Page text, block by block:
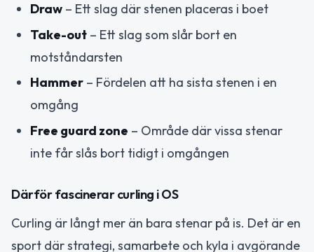
Draw – Ett slag där stenen placeras i boet
Take-out – Ett slag som slår bort en
motståndarsten
Hammer – Fördelen att ha sista stenen i en
omgång
Free guard zone – Område där vissa stenar
inte får slås bort tidigt i omgången
Därför fascinerar curling i OS
Curling är långt mer än bara stenar på is. Det är en
sport där strategi, samarbete och kyla i avgörande